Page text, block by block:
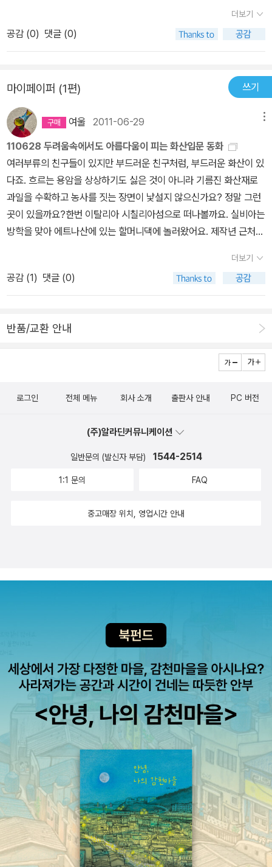
년, 1832년의 분화가 특히 컸으며, 1983년에도 분화가 있었다. 특히
1970년대부터는 거의 10년에 한 번씩 폭발하고 있으며, 분화 때에는
에도 이곳은 많은 사람들이 찾는 관광지이기도 하다. 이 책은 이런 역
사를 가진 에트나산의 산비탈에서 할머니와 함께 사는 실비아의 이야
기다. 할머니가 집에 안 계실 때 화산 활동이 일어나는 바람에 실비아
는 위험에 처하지만 화산 연구 학자들의 도움으로 무사히 미리 대피
한 할머니를 만나게 된다는 내용이다. 실비아는 화산학자들과 하룻밤
을 같이 하면서 그들이 어떤 활동을 하는지 알게 된다. 우리도 이 책을
통해 화산의 유형과 화산학자들이 하는 일을 알 수 있다. 재미있는 과
학 동화다. 이탈리아의 화산 사건 하면 79년에 있었던 베수비오 화산
폭발과 폼페이 유적지가 떠오른다. 그만큼 이탈리아는 지중해 화산대
에 속하는 곳으로서 화산 활동이 많다. 환태평양 화산 및 지진대가 있
상에서 일어나는 많은 일들에게 관심을 갖기 위해서도 화산에 관한
지식쯤은 쌓은 두는 것이 좋겠다.
더보기
공감 (0) 댓글 (0)
마이페이퍼 (1편) 쓰기
여울 2011-06-29
110628 두려움속에서도 아름다움이 피는 화산입문 동화
여러부류의 친구들이 있지만 부드러운 친구처럼, 부드러운 화산이 있
다죠. 흐르는 용암을 상상하기도 싫은 것이 아니라 기름진 화산재로
과일을 수확하고 농사를 짓는 장면이 낯설지 않으신가요? 정말 그런
곳이 있을까요?한번 이탈리아 시칠리아섬으로 떠나볼까요. 실비아는
방학을 맞아 에트나산에 있는 할머니댁에 놀러왔어요. 제작년 근처에
잘 자라고 있어요. 저녁이 밤으로 이슥해질 무렵, 건너마을 가신 할머
니가 궁금해서 집앞을 나섭니다. 마당을 나서서 작은 길로 다가서는
데 그 부드러운 용암들이 길을 가로막고 서있습니다. 순간 부드러움
되돌아 오는 길, 낯선 아저씨 아주머니가 다급하게 부릅니다. 다가서
어떡하란 말이에요. 어느새 화가난 용암은 텃밭의 웅덩이에 고인 물
투정도 부릴 수가 없습니다. 뜨거운 기운 속에 얼마나 올라왔을까요?
다가 고개길에 갈라지는 용암갈래를 내려다보며 멈춰섭니다. 두려움
은 수증기처럼 온데간데 없고, 오렌지 불빛를 내며 유유히 흐르는 강
건너 화구에는 용암이 오렌지, 포도, 잘익은 사과빛을 내며 별빛과 함
스 캠프에는 낯선 것이 많네요. 알리체아주머니는 할머니와 전신통화
실비아는 신기하고 궁금한 광경에 잠을 이룰 수 없습니다. 어느 덧 알
리체 아주머니 곁에 잠든 것 같은데 시칠리아섬에 아침해가 밝았습니
에트나화산 정상을 넘어서야 한답니다. 호흡이 가빠지기도 하지만,
커다란 세군데의 화구에는 한쪽은 짙은 재가 날리고, 한쪽은 수증기
가 오르고, 또 한쪽엔 용감한 화산학자들이 가까이 다가서는 모습이
멋집니다. 신기하고 놀라운 광경을 뒤로하니 벌써 할머니가 곁에 있
습니다. 수증기가 올라오고 많은 걱정을 했다고 하시네요. 차 뒷배경
으로 사라지는 화산을 멀리하는데 점점 아름다움은 짙어오기만 합니
다. 멋진 아저씨 아주머니 생각도 간절해집니다.뱀발. 이지유 샘의 책
과 대비될 정도의 훌륭한 입문서이다. 남녀노소 상관없이 기억에 남
을 것이고 화산에 관한 책들을 주섬주섬 곁에 두게 될 수 있도록 하
는... ...
더보기
공감 (1) 댓글 (0)
반품/교환 안내
로그인 전체 메뉴 회사 소개 출판사 안내 PC 버전
(주)알라딘커뮤니케이션
일반문의 (발신자 부담) 1544-2514
1:1 문의 FAQ
중고매장 위치, 영업시간 안내